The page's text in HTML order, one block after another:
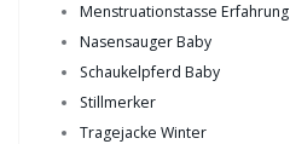
Menstruationstasse Erfahrung
Nasensauger Baby
Schaukelpferd Baby
Stillmerker
Tragejacke Winter